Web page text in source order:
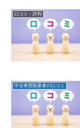
口コミ・評判
中古車買取業者の口コミ